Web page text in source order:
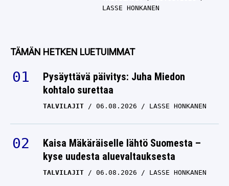
LASSE HONKANEN
TÄMÄN HETKEN LUETUIMMAT
Pysäyttävä päivitys: Juha Miedon
kohtalo surettaa
TALVILAJIT 06.08.2026 LASSE HONKANEN
Kaisa Mäkäräiselle lähtö Suomesta –
kyse uudesta aluevaltauksesta
TALVILAJIT 06.08.2026 LASSE HONKANEN